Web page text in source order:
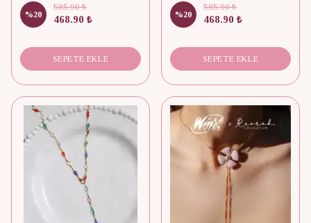
%20
585.90 ₺
468.90 ₺
SEPETE EKLE
%20
585.90 ₺
468.90 ₺
SEPETE EKLE